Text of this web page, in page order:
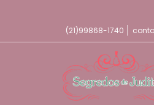
(21)99868-1740